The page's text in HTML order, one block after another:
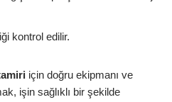
kontrol edilir.
için doğru ekipmanı ve
işin sağlıklı bir şekilde